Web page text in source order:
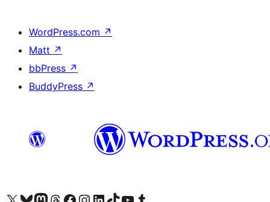
WordPress.com ↗
Matt ↗
bbPress ↗
BuddyPress ↗